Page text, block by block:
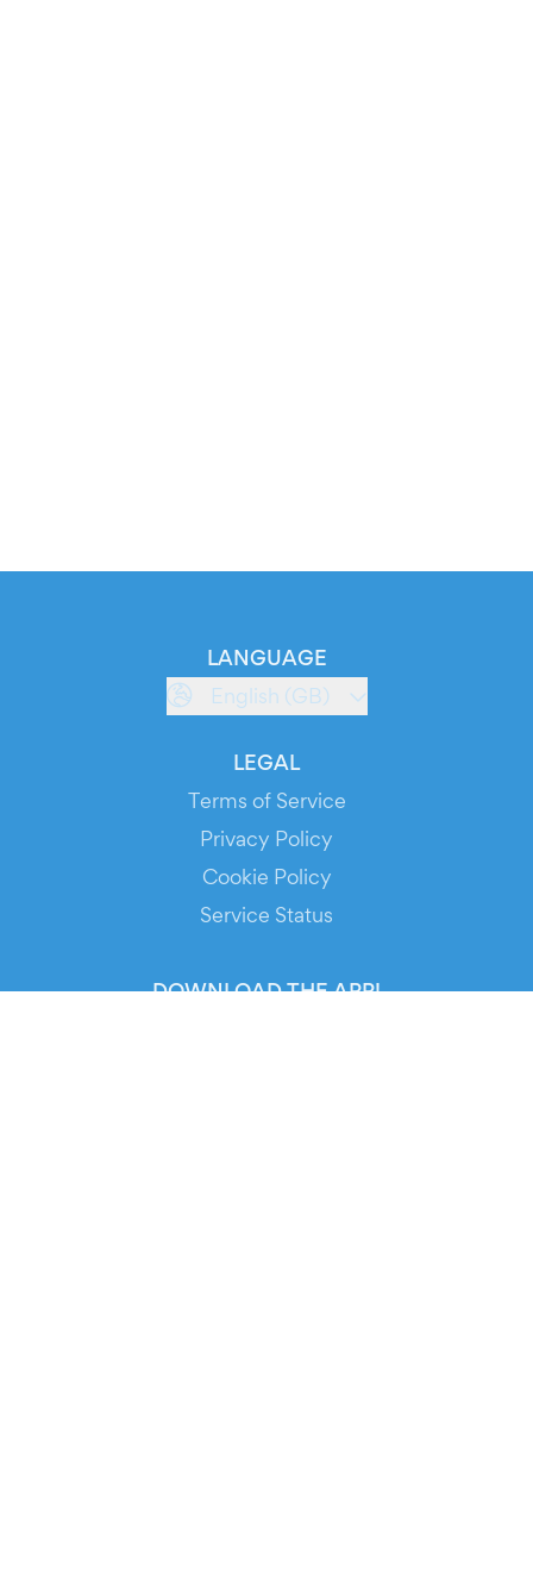
LANGUAGE
English (GB)
LEGAL
Terms of Service
Privacy Policy
Cookie Policy
Service Status
DOWNLOAD THE APP!